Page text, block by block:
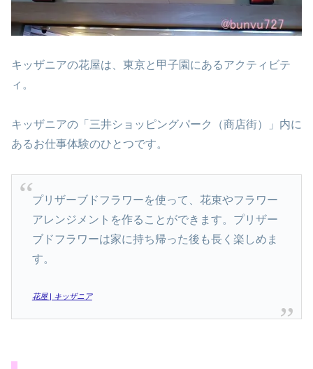
キッザニアの花屋は、東京と甲子園にあるアクティビテ
ィ。
キッザニアの「三井ショッピングパーク（商店街）」内に
あるお仕事体験のひとつです。
プリザーブドフラワーを使って、花束やフラワー
アレンジメントを作ることができます。プリザー
ブドフラワーは家に持ち帰った後も長く楽しめま
す。
花屋 | キッザニア